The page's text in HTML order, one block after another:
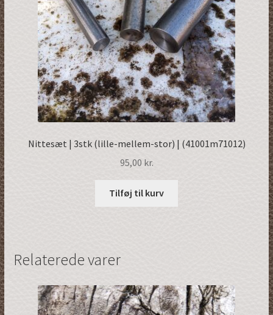
Nittesæt | 3stk (lille-mellem-stor) | (41001m71012)
95,00 kr.
Tilføj til kurv
Relaterede varer